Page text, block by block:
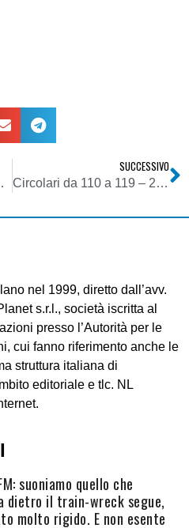
Comuni Italiani, A.R.P.A. Lombardia e CO.RE.COM Lombardia
SUCCESSIVO
Circolari da 110 a 119 – 22/01/2007 – 06/02/2007
nel 1999, diretto dall’avv.
s.r.l., società iscritta al
presso l’Autorità per le
cui fanno riferimento anche le
struttura italiana di
editoriale e tlc. NL
suoniamo quello che
dietro il train-wreck segue,
molto rigido. E non esente